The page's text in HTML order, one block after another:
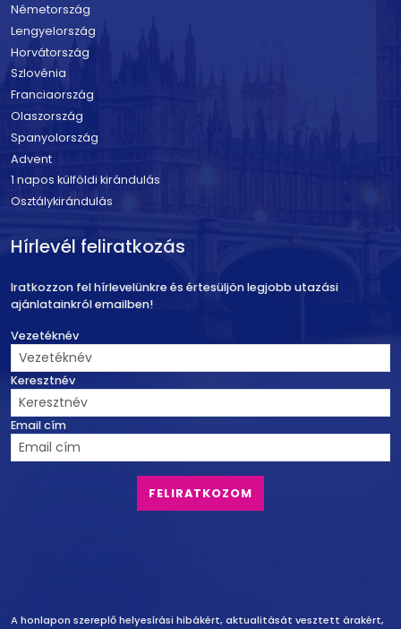
Németország
Lengyelország
Horvátország
Szlovénia
Franciaország
Olaszország
Spanyolország
Advent
1 napos külföldi kirándulás
Osztálykirándulás
Hírlevél feliratkozás
Iratkozzon fel hírlevelünkre és értesüljön legjobb utazási
ajánlatainkról emailben!
Vezetéknév
Keresztnév
Email cím
A honlapon szereplő helyesírási hibákért, aktualitását vesztett árakért,